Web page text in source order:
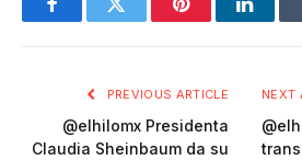
FacebookTwitter Pinterest
PREVIOUS ARTICLE
@elhilomx Presidenta
Claudia Sheinbaum da su
NEXT